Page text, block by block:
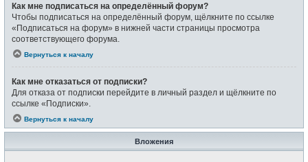
Как мне подписаться на определённый форум?
Чтобы подписаться на определённый форум, щёлкните по ссылке
«Подписаться на форум» в нижней части страницы просмотра
соответствующего форума.
Вернуться к началу
Как мне отказаться от подписки?
Для отказа от подписки перейдите в личный раздел и щёлкните по
ссылке «Подписки».
Вернуться к началу
Вложения